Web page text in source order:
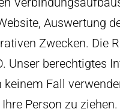
Auswertung
Zwecken. Die
Unser berechtigtes
keinem Fall
Person zu